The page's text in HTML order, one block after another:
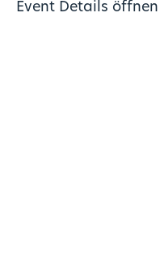
Event Details öffnen